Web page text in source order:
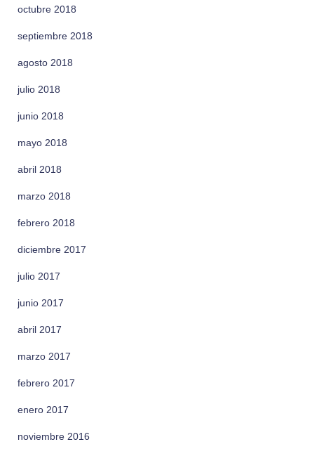
octubre 2018
septiembre 2018
agosto 2018
julio 2018
junio 2018
mayo 2018
abril 2018
marzo 2018
febrero 2018
diciembre 2017
julio 2017
junio 2017
abril 2017
marzo 2017
febrero 2017
enero 2017
noviembre 2016